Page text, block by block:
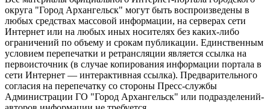
округа "Город Архангельск" могут быть воспроизведены в
любых средствах массовой информации, на серверах сети
Интернет или на любых иных носителях без каких-либо
ограничений по объему и срокам публикации. Единственным
условием перепечатки и ретрансляции является ссылка на
первоисточник (в случае копирования информации портала в
сети Интернет — интерактивная ссылка). Предварительного
согласия на перепечатку со стороны Пресс-службы
Администрации ГО "Город Архангельск" или подразделений-